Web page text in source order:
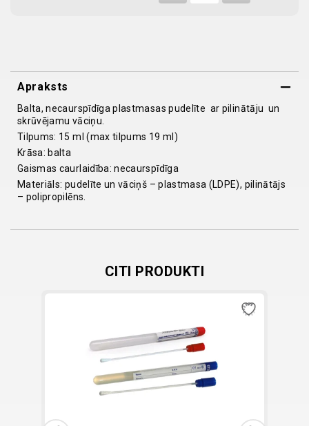
Apraksts
Balta, necaurspīdīga plastmasas pudelīte ar pilinātāju un
skrūvējamu vāciņu.
Tilpums: 15 ml (max tilpums 19 ml)
Krāsa: balta
Gaismas caurlaidība: necaurspīdīga
Materiāls: pudelīte un vāciņš – plastmasa (LDPE), pilinātājs
– polipropilēns.
CITI PRODUKTI